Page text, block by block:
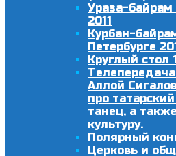
Ураза-байрам
2011
Курбан-
Петербурге
Круглый стол
Телепередача
Аллой
про
танец, а
культуру.
Полярный
Церковь и